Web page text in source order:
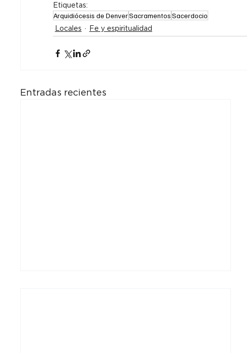
Etiquetas:
Arquidiócesis de DenverSacramentosSacerdocio
Locales Fe y espiritualidad
Entradas recientes